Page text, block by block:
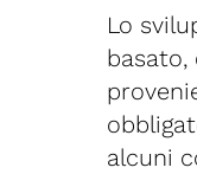
Lo
alcuni